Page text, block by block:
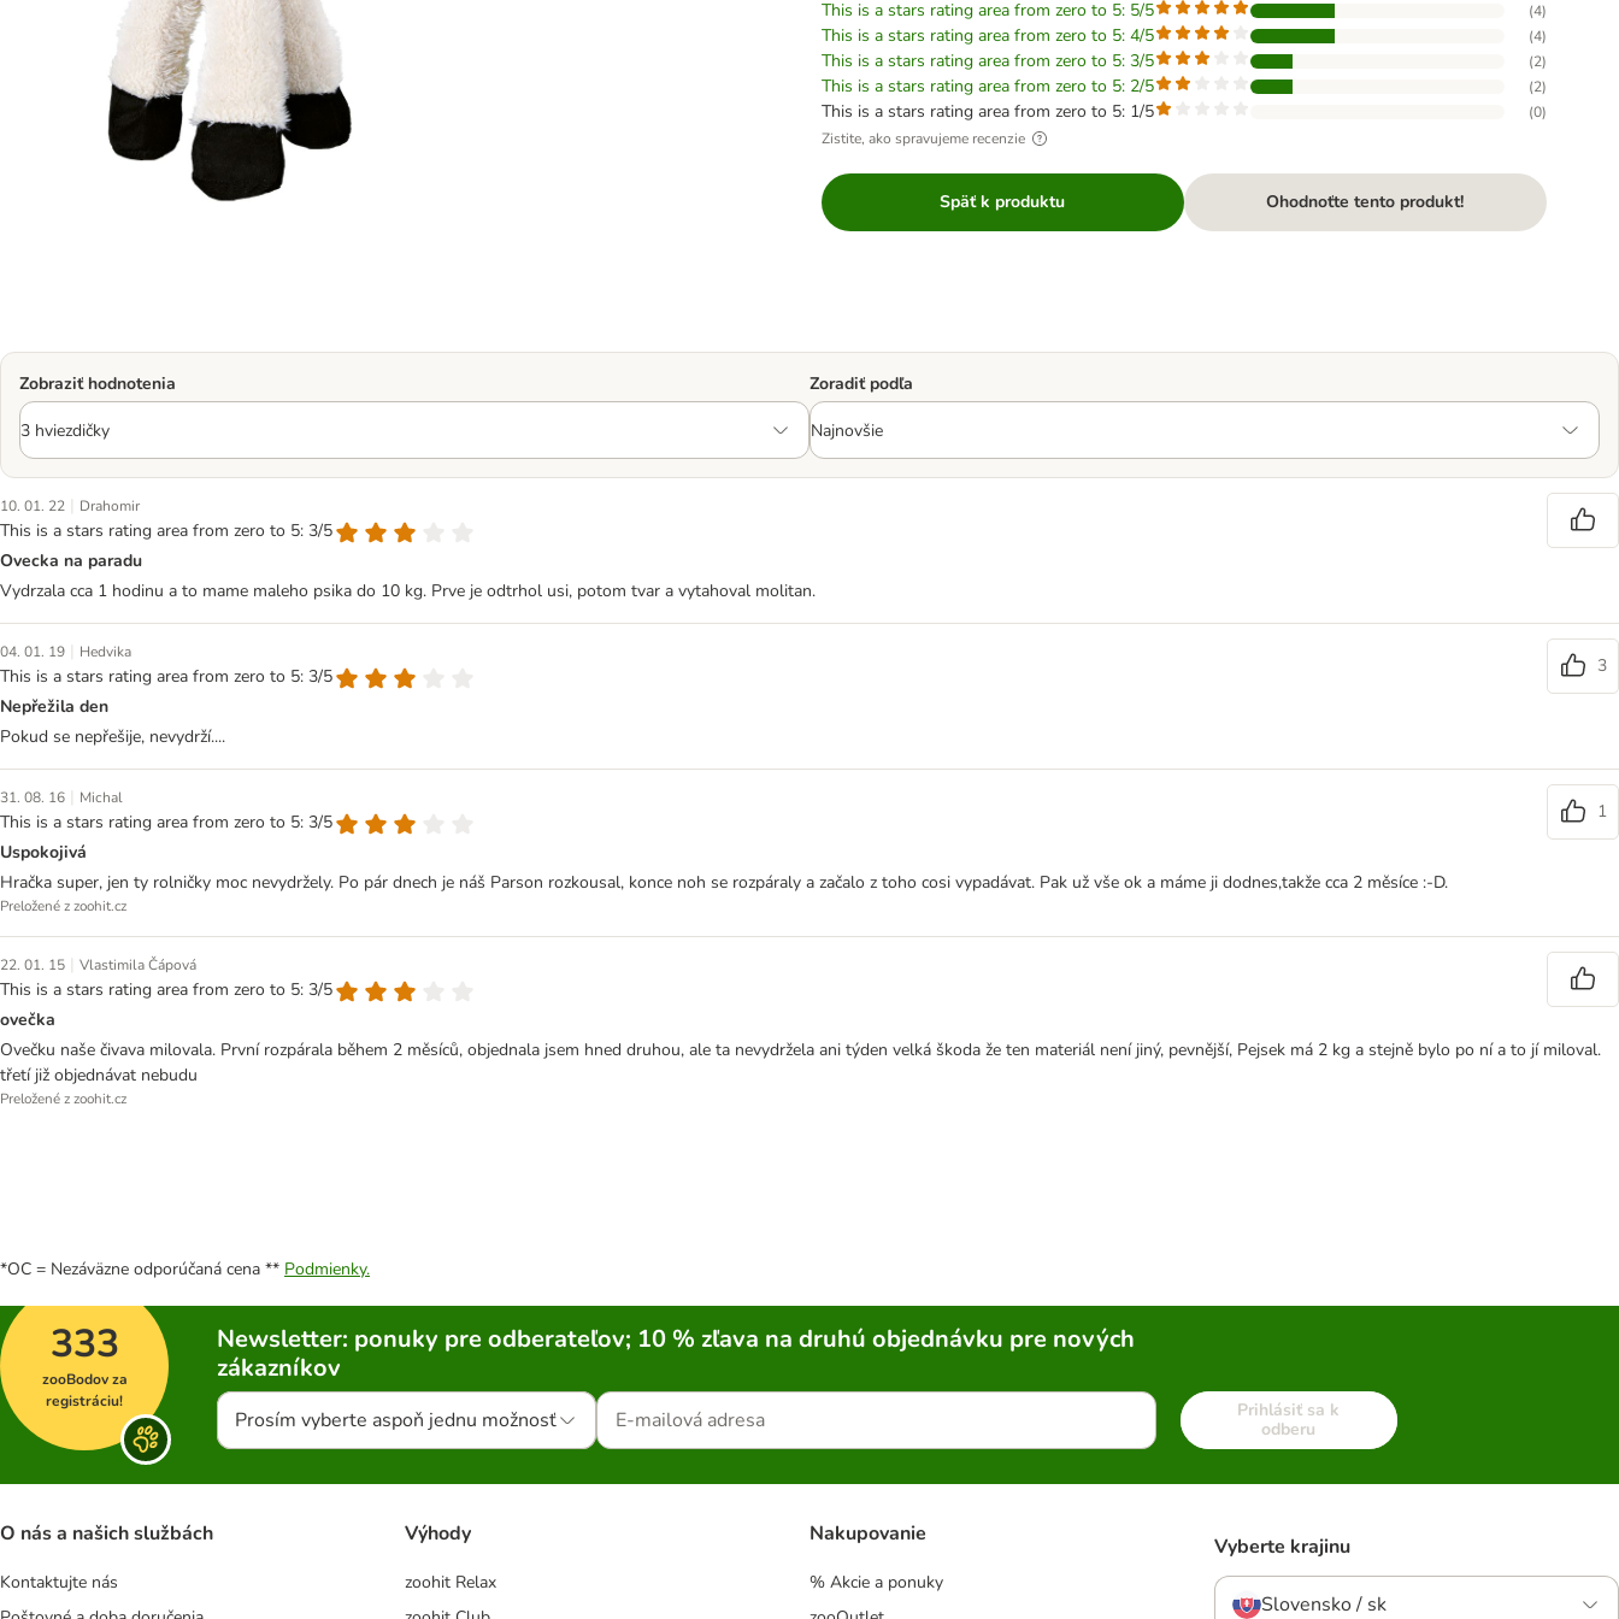
This is a stars rating area from zero to 5: 5/5 (4)
This is a stars rating area from zero to 5: 4/5 (4)
This is a stars rating area from zero to 5: 3/5 (2)
This is a stars rating area from zero to 5: 2/5 (2)
This is a stars rating area from zero to 5: 1/5 (0)
Zistite, ako spravujeme recenzie
Späť k produktu Ohodnoťte tento produkt!
Zobraziť hodnotenia Zoradiť podľa
10. 01. 22 | Drahomir
This is a stars rating area from zero to 5: 3/5
Ovecka na paradu
Vydrzala cca 1 hodinu a to mame maleho psika do 10 kg. Prve je odtrhol usi, potom tvar a vytahoval molitan.
04. 01. 19 | Hedvika
This is a stars rating area from zero to 5: 3/5
3
Nepřežila den
Pokud se nepřešije, nevydrží....
31. 08. 16 | Michal
This is a stars rating area from zero to 5: 3/5
1
Uspokojivá
Hračka super, jen ty rolničky moc nevydržely. Po pár dnech je náš Parson rozkousal, konce noh se rozpáraly a začalo z toho cosi vypadávat. Pak už vše ok a máme ji dodnes,takže cca 2 měsíce :-D.
Preložené z zoohit.cz
22. 01. 15 | Vlastimila Čápová
This is a stars rating area from zero to 5: 3/5
ovečka
Ovečku naše čivava milovala. První rozpárala během 2 měsíců, objednala jsem hned druhou, ale ta nevydržela ani týden velká škoda že ten materiál není jiný, pevnější, Pejsek má 2 kg a stejně bylo po ní a to jí miloval.
třetí již objednávat nebudu
Preložené z zoohit.cz
*OC = Nezáväzne odporúčaná cena ** Podmienky.
333
zooBodov za
registráciu!
Newsletter: ponuky pre odberateľov; 10 % zľava na druhú objednávku pre nových
zákazníkov
Prosím vyberte aspoň jednu možnosť
Prihlásiť sa k
odberu
O nás a našich službách
Kontaktujte nás
Výhody
zoohit Relax
Nakupovanie
% Akcie a ponuky
Vyberte krajinu
Slovensko / sk